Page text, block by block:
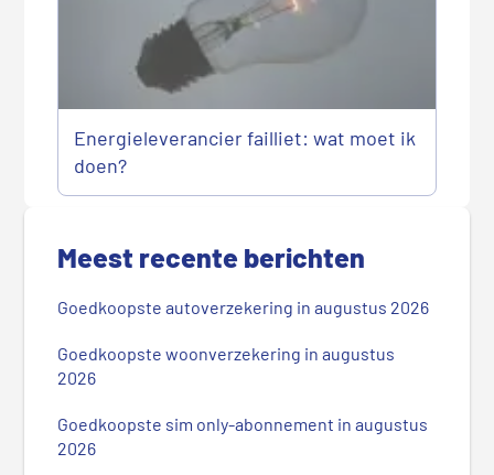
Energieleverancier failliet: wat moet ik
doen?
Meest recente berichten
Goedkoopste autoverzekering in augustus 2026
Goedkoopste woonverzekering in augustus
2026
Goedkoopste sim only-abonnement in augustus
2026